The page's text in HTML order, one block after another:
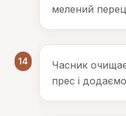
мелений
14
Часник
прес і